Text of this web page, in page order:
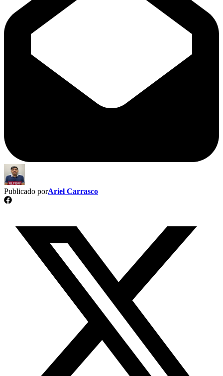
Publicado porAriel Carrasco